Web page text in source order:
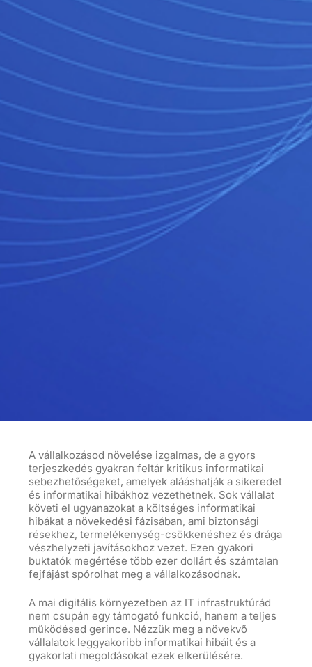
A vállalkozásod növelése izgalmas, de a gyors
terjeszkedés gyakran feltár kritikus informatikai
sebezhetőségeket, amelyek alááshatják a sikeredet
és informatikai hibákhoz vezethetnek. Sok vállalat
követi el ugyanazokat a költséges informatikai
hibákat a növekedési fázisában, ami biztonsági
résekhez, termelékenység-csökkenéshez és drága
vészhelyzeti javításokhoz vezet. Ezen gyakori
buktatók megértése több ezer dollárt és számtalan
fejfájást spórolhat meg a vállalkozásodnak.
A mai digitális környezetben az IT infrastruktúrád
nem csupán egy támogató funkció, hanem a teljes
működésed gerince. Nézzük meg a növekvő
vállalatok leggyakoribb informatikai hibáit és a
gyakorlati megoldásokat ezek elkerülésére.